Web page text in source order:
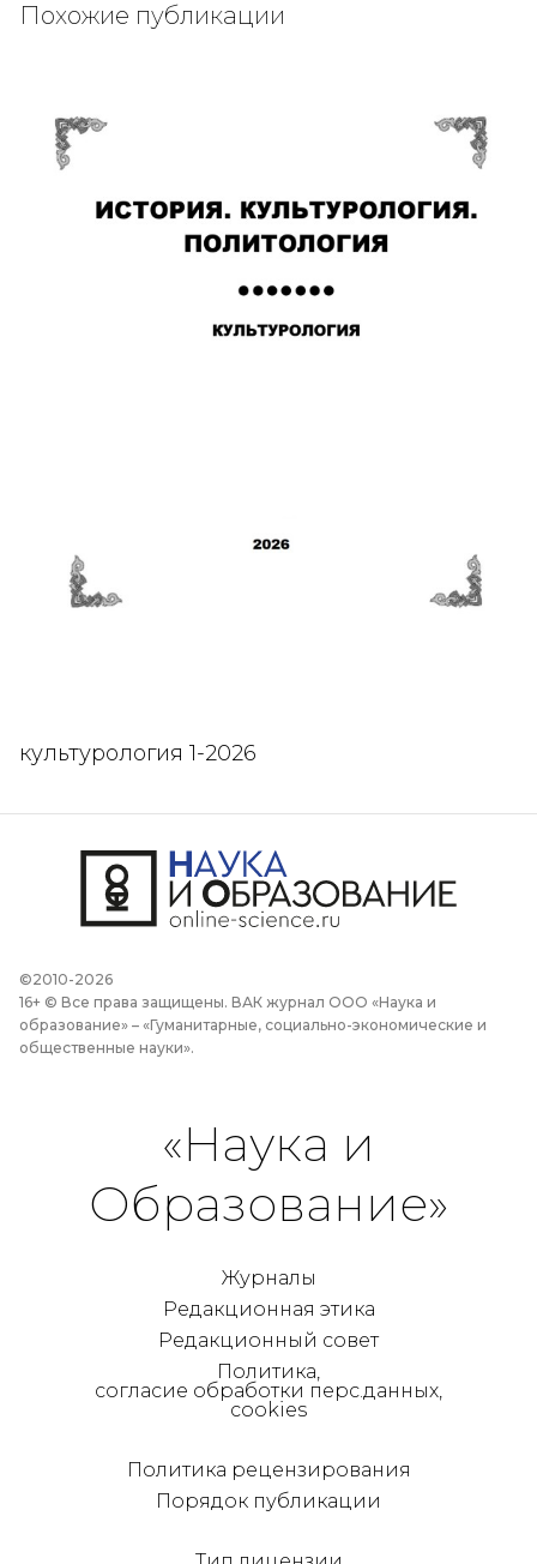
Похожие публикации
культурология 1-2026
©2010-2026
16+ © Все права защищены. ВАК журнал ООО «Наука и
образование» – «Гуманитарные, социально-экономические и
общественные науки».
«Наука и
Образование»
Журналы
Редакционная этика
Редакционный совет
Политика,
согласие обработки перс.данных,
cookies
Политика рецензирования
Порядок публикации